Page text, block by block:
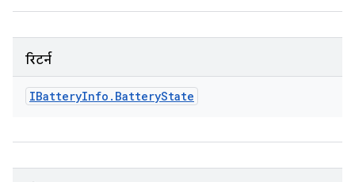
रिटर्न
IBatteryInfo . BatteryState